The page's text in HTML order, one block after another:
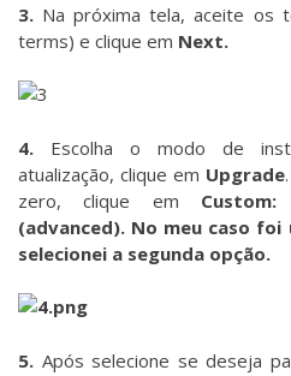
3. Na próxima tela, aceite os
terms) e clique em Next.
4. Escolha o modo de
atualização, clique em Upgrade
zero, clique em
(advanced). No meu caso
selecionei a segunda opção.
5. Após selecione se deseja